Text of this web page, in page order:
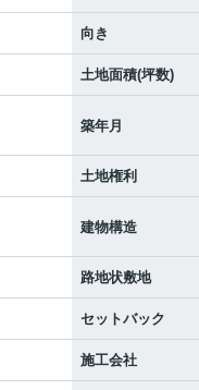
向き
土地面積(坪数)
築年月
土地権利
建物構造
路地状敷地
セットバック
施工会社